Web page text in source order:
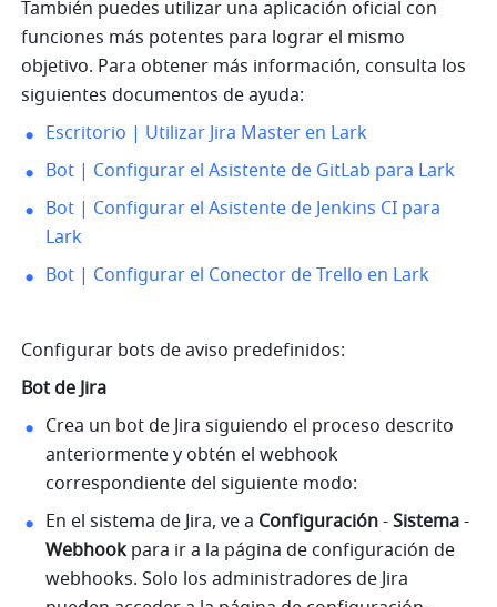
También puedes utilizar una aplicación oficial con
funciones más potentes para lograr el mismo
objetivo. Para obtener más información, consulta los
siguientes documentos de ayuda:
Escritorio | Utilizar Jira Master en Lark
Bot | Configurar el Asistente de GitLab para Lark
Bot | Configurar el Asistente de Jenkins CI para
Lark
Bot | Configurar el Conector de Trello en Lark
Configurar bots de aviso predefinidos:
Bot de Jira
Crea un bot de Jira siguiendo el proceso descrito
anteriormente y obtén el webhook
correspondiente del siguiente modo:
En el sistema de Jira, ve a Configuración - Sistema
Webhook para ir a la página de configuración de
webhooks. Solo los administradores de Jira